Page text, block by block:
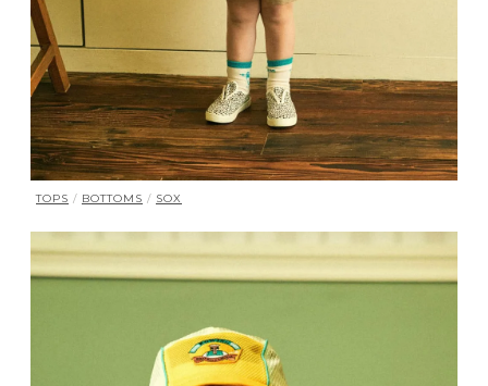
TOPS / BOTTOMS / SOX